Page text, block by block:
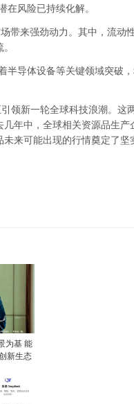
风险已持续化解。
带来强劲动力。其中，流动
导体设备等关键领域突破
领新一轮全球科技浪潮。这
年中，全球相关资源品生产
来可能出现的行情奠定了坚
为基 能
新生态